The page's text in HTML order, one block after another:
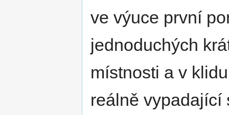
ve výuce první
jednoduchých
místnosti a v
reálně vypadající